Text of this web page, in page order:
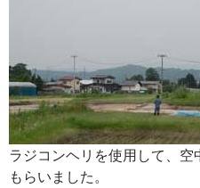
ラジコンヘリを使用して、
もらいました。